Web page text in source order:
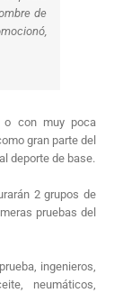
de
o con muy poca
gran parte del
deporte de base.
2 grupos de
pruebas del
ingenieros,
neumáticos,